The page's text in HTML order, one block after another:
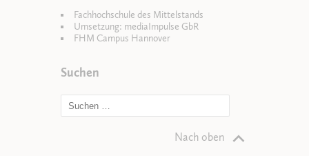
Fachhochschule des Mittelstands
Umsetzung: mediaImpulse GbR
FHM Campus Hannover
Suchen
Nach oben